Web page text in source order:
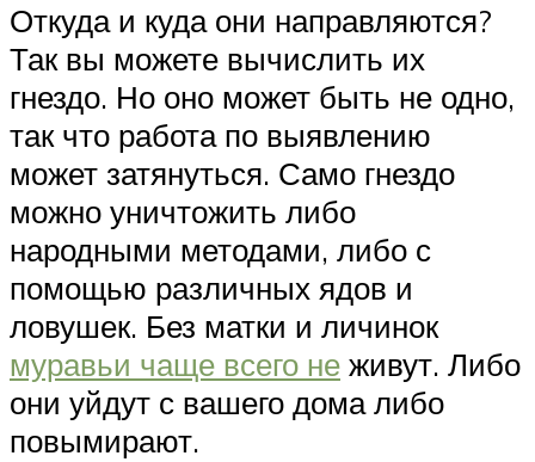
Откуда и куда они направляются?
Так вы можете вычислить их
гнездо. Но оно может быть не одно,
так что работа по выявлению
может затянуться. Само гнездо
можно уничтожить либо
народными методами, либо с
помощью различных ядов и
ловушек. Без матки и личинок
муравьи чаще всего не живут. Либо
они уйдут с вашего дома либо
повымирают.